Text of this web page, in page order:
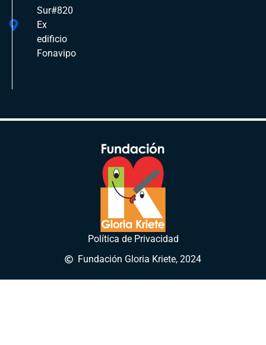
Sur#820
Ex
edificio
Fonavipo
Política de Privacidad
Fundación Gloria Kriete, 2024